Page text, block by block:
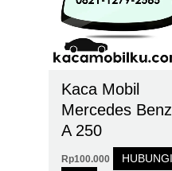
Kaca Mobil
Mercedes Benz
A 250
Rp100.000
HUBUNGI